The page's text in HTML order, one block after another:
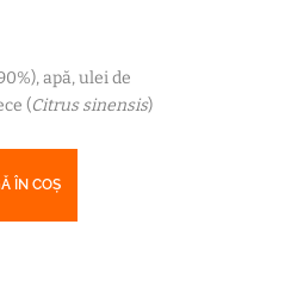
lei.
67,99 lei.
apă, ulei de
(Citrus sinensis)
ÎN COȘ